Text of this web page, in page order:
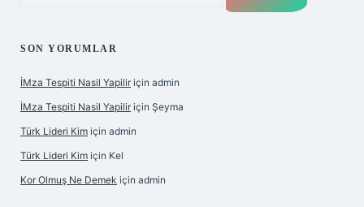
SON YORUMLAR
İMza Tespiti Nasil Yapilir için admin
İMza Tespiti Nasil Yapilir için Şeyma
Türk Lideri Kim için admin
Türk Lideri Kim için Kel
Kor Olmuş Ne Demek için admin